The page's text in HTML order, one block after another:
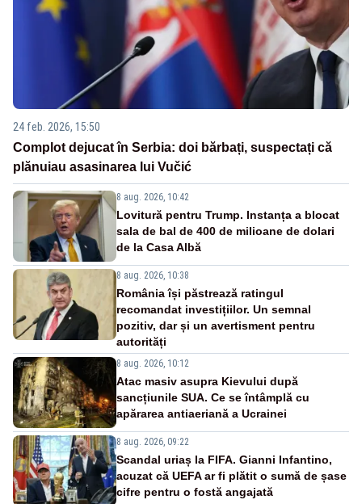
24 feb. 2026, 15:50
Complot dejucat în Serbia: doi bărbați, suspectați că
plănuiau asasinarea lui Vučić
8 aug. 2026, 10:42
Lovitură pentru Trump. Instanța a blocat
sala de bal de 400 de milioane de dolari
de la Casa Albă
8 aug. 2026, 10:38
România își păstrează ratingul
recomandat investițiilor. Un semnal
pozitiv, dar și un avertisment pentru
autorități
8 aug. 2026, 10:12
Atac masiv asupra Kievului după
sancțiunile SUA. Ce se întâmplă cu
apărarea antiaeriană a Ucrainei
8 aug. 2026, 09:22
Scandal uriaș la FIFA. Gianni Infantino,
acuzat că UEFA ar fi plătit o sumă de șase
cifre pentru o fostă angajată